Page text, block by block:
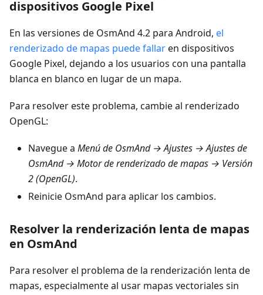
dispositivos Google Pixel
En las versiones de OsmAnd 4.2 para Android, el
renderizado de mapas puede fallaren dispositivos
Google Pixel, dejando a los usuarios con una pantalla
blanca en blanco en lugar de un mapa.
Para resolver este problema, cambie al renderizado
OpenGL:
Navegue a Menú de OsmAnd → Ajustes → Ajustes de
OsmAnd → Motor de renderizado de mapas → Versión
2 (OpenGL).
Reinicie OsmAnd para aplicar los cambios.
Resolver la renderización lenta de mapas
en OsmAnd
Para resolver el problema de la renderización lenta de
mapas, especialmente al usar mapas vectoriales sin